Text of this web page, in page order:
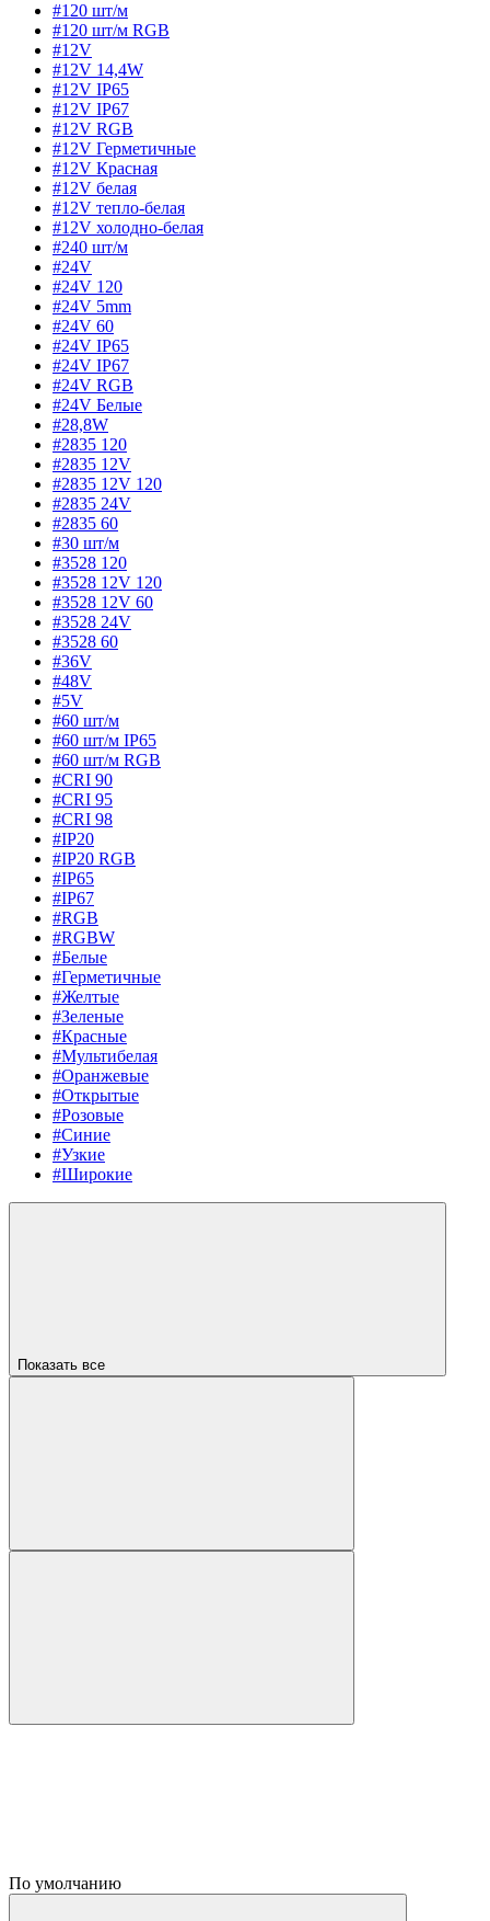
#120 шт/м
#120 шт/м RGB
#12V
#12V 14,4W
#12V IP65
#12V IP67
#12V RGB
#12V Герметичные
#12V Красная
#12V белая
#12V тепло-белая
#12V холодно-белая
#240 шт/м
#24V
#24V 120
#24V 5mm
#24V 60
#24V IP65
#24V IP67
#24V RGB
#24V Белые
#28,8W
#2835 120
#2835 12V
#2835 12V 120
#2835 24V
#2835 60
#30 шт/м
#3528 120
#3528 12V 120
#3528 12V 60
#3528 24V
#3528 60
#36V
#48V
#5V
#60 шт/м
#60 шт/м IP65
#60 шт/м RGB
#CRI 90
#CRI 95
#CRI 98
#IP20
#IP20 RGB
#IP65
#IP67
#RGB
#RGBW
#Белые
#Герметичные
#Желтые
#Зеленые
#Красные
#Мультибелая
#Оранжевые
#Открытые
#Розовые
#Синие
#Узкие
#Широкие
Показать все
По умолчанию